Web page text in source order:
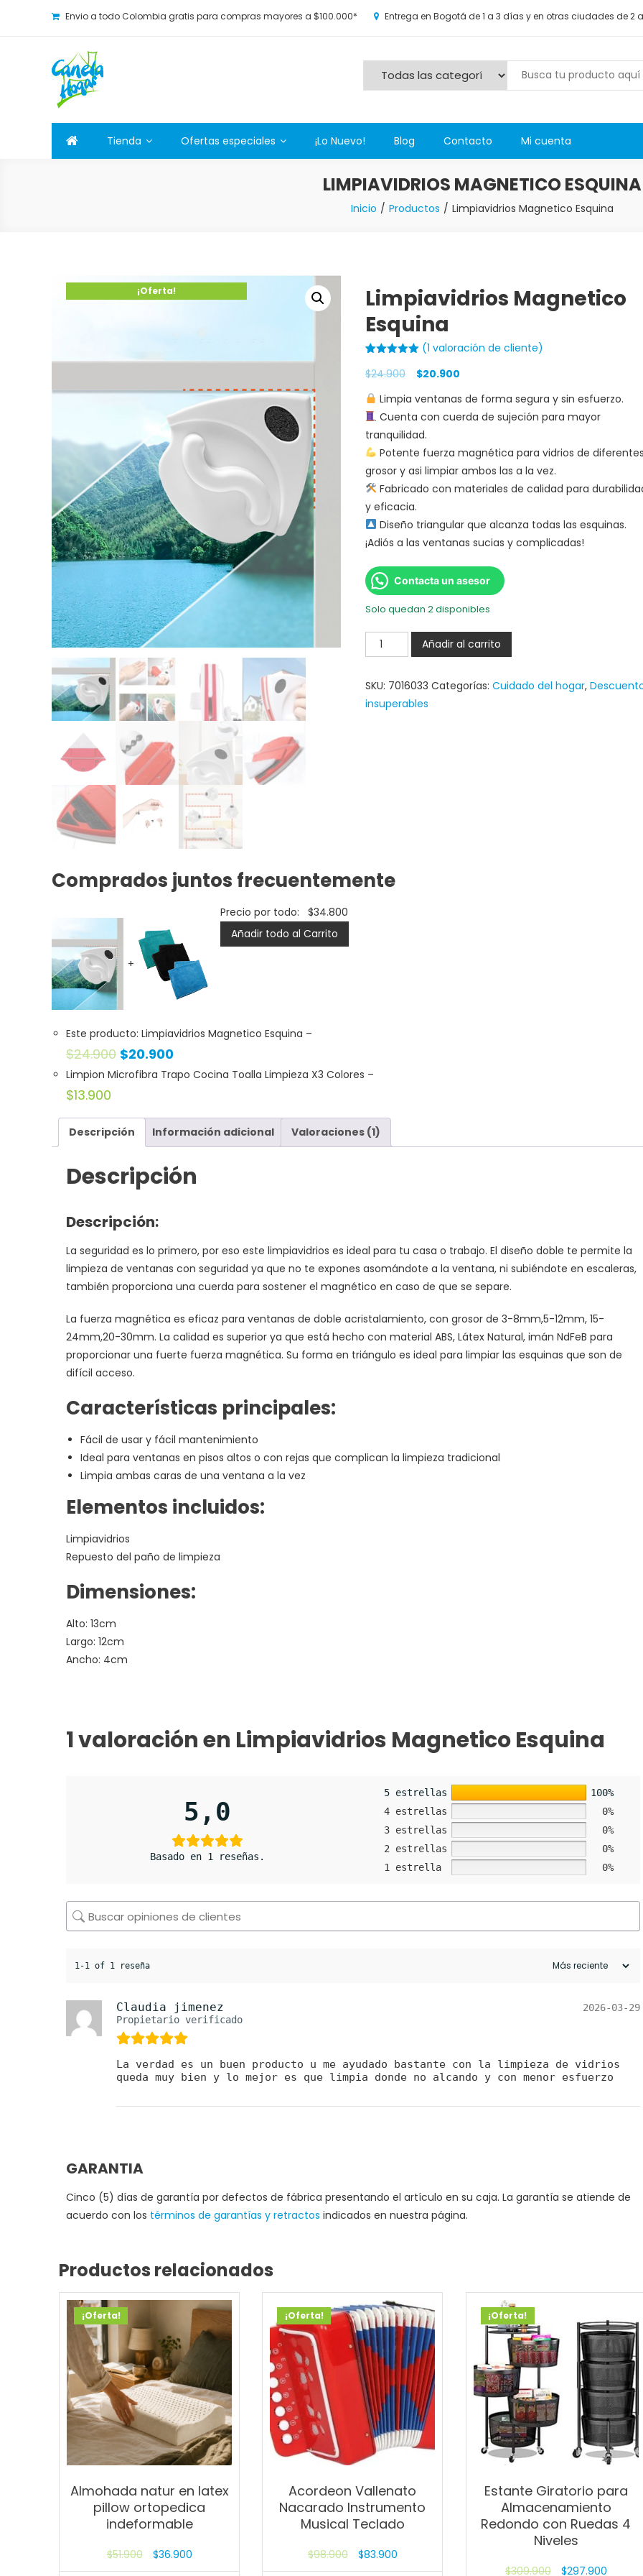
Envio a todo Colombia gratis para compras mayores a $100.000* Entrega en Bogotá de 1 a 3 días y en otras ciudades de 2
Canela Hogar
Tienda
Ofertas especiales ¡Lo Nuevo! Blog Contacto Mi cuenta
LIMPIAVIDRIOS MAGNETICO ESQUINA
Inicio Productos Limpiavidrios Magnetico Esquina
¡Oferta!
Limpiavidrios Magnetico
Esquina
con5.00de
a valoración
de un
cliente
(1 valoración de cliente)
$24.900 $20.900
Limpia ventanas de forma segura y sin esfuerzo.
Cuenta con cuerda de sujeción para mayor
tranquilidad.
Potente fuerza magnética para vidrios de
grosor y asi limpiar ambos las a la vez.
Fabricado con materiales de calidad para
y eficacia.
Diseño triangular que alcanza todas las esquinas.
¡Adiós a las ventanas sucias y complicadas!
Contacta un asesor
Solo quedan 2 disponibles
Añadir al carrito
SKU: 7016033 Categorías: Cuidado del hogar,
insuperables
Comprados juntos frecuentemente
+
Precio por todo: $34.800
Añadir todo al Carrito
Este producto: Limpiavidrios Magnetico Esquina –
$24.900 $20.900
Limpion Microfibra Trapo Cocina Toalla Limpieza X3 Colores –
$13.900
Descripción Información adicional Valoraciones (1)
Descripción
Descripción:
La seguridad es lo primero, por eso este limpiavidrios es ideal para tu casa o trabajo. El diseño doble te permite la
limpieza de ventanas con seguridad ya que no te expones asomándote a la ventana, ni subiéndote en escaleras,
también proporciona una cuerda para sostener el magnético en caso de que se separe.
La fuerza magnética es eficaz para ventanas de doble acristalamiento, con grosor de 3-8mm,5-12mm, 15-
24mm,20-30mm. La calidad es superior ya que está hecho con material ABS, Látex Natural, imán NdFeB para
proporcionar una fuerte fuerza magnética. Su forma en triángulo es ideal para limpiar las esquinas que son de
difícil acceso.
Características principales:
Fácil de usar y fácil mantenimiento
Ideal para ventanas en pisos altos o con rejas que complican la limpieza tradicional
Limpia ambas caras de una ventana a la vez
Elementos incluidos:
Limpiavidrios
Repuesto del paño de limpieza
Dimensiones:
Alto: 13cm
Largo: 12cm
Ancho: 4cm
1 valoración en Limpiavidrios Magnetico Esquina
5,0
Basado en 1 reseñas.
5 estrellas
100%
4 estrellas
0%
3 estrellas
0%
2 estrellas
0%
1 estrella
0%
1-1 of 1 reseña
Claudia jimenez
Propietario verificado
2026-03-29
La verdad es un buen producto u me ayudado bastante con la limpieza de vidrios
queda muy bien y lo mejor es que limpia donde no alcando y con menor esfuerzo
GARANTIA
Cinco (5) días de garantía por defectos de fábrica presentando el artículo en su caja. La garantía se atiende de
acuerdo con los términos de garantías y retractos indicados en nuestra página.
Productos relacionados
¡Oferta!
Almohada natur en latex
pillow ortopedica
indeformable
$51.900 $36.900
¡Oferta!
Acordeon Vallenato
Nacarado Instrumento
Musical Teclado
$98.900 $83.900
¡Oferta!
Estante Giratorio para
Almacenamiento
Redondo con Ruedas 4
Niveles
$309.900 $297.900